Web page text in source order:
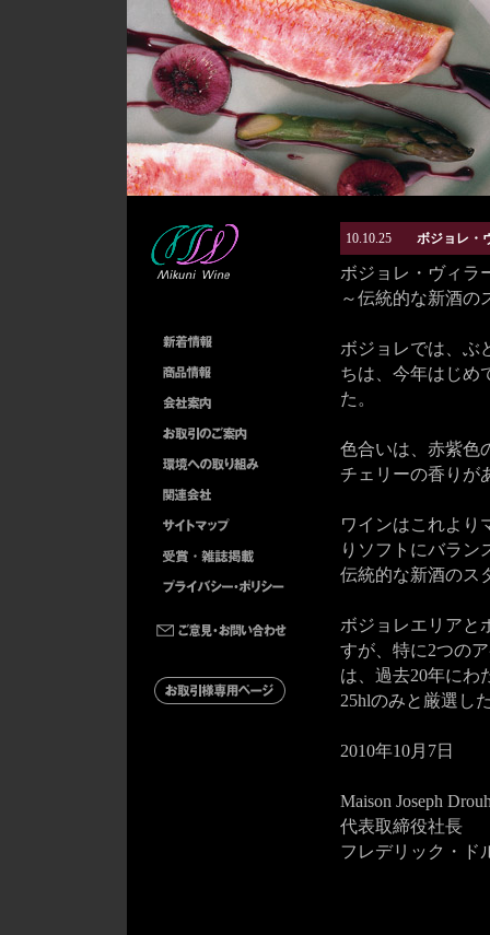
10.10.25 ボジョレ・
ボジョレ・ヴィ
～伝統的な新酒の
ボジョレでは、ぶ
ちは、今年はじめ
た。
色合いは、赤紫色
チェリーの香りが
ワインはこれより
りソフトにバラン
伝統的な新酒のス
ボジョレエリアと
すが、特に2つの
は、過去20年にわ
25hlのみと厳選し
2010年10月7日
Maison Joseph
代表取締役社長
フレデリック・ド